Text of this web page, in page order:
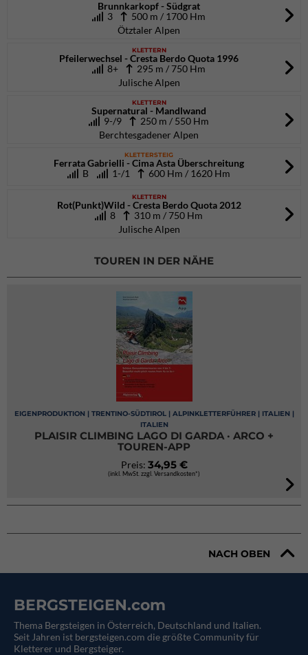
Brunnkarkopf - Südgrat
3
500 m / 1700 Hm
Ötztaler Alpen
KLETTERN
Pfeilerwechsel - Cresta Berdo Quota 1996
8+
295 m / 750 Hm
Julische Alpen
KLETTERN
Supernatural - Mandlwand
9-/9
250 m / 550 Hm
Berchtesgadener Alpen
KLETTERSTEIG
Ferrata Gabrielli - Cima Asta Überschreitung
B
1-/1 600 Hm / 1620 Hm
KLETTERN
Rot(Punkt)Wild - Cresta Berdo Quota 2012
8
310 m / 750 Hm
Julische Alpen
TOUREN IN DER NÄHE
EIGENPRODUKTION | TRENTINO-SÜDTIROL | ALPINKLETTERFÜHRER | ITALIEN |
ITALIEN
PLAISIR CLIMBING LAGO DI GARDA · ARCO +
TOUREN-APP
Preis: 34,95 €
(inkl. MwSt. zzgl. Versandkosten*)
NACH OBEN
BERGSTEIGEN.com
Thema Bergsteigen in Österreich, Deutschland und Italien.
Seit Jahren ist bergsteigen.com die größte Community für
Kletterer und Bergsteiger.